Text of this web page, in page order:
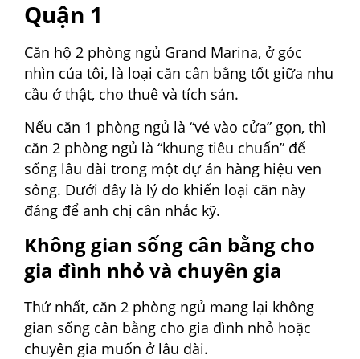
Quận 1
Căn hộ 2 phòng ngủ Grand Marina, ở góc
nhìn của tôi, là loại căn cân bằng tốt giữa nhu
cầu ở thật, cho thuê và tích sản.
Nếu căn 1 phòng ngủ là “vé vào cửa” gọn, thì
căn 2 phòng ngủ là “khung tiêu chuẩn” để
sống lâu dài trong một dự án hàng hiệu ven
sông. Dưới đây là lý do khiến loại căn này
đáng để anh chị cân nhắc kỹ.
Không gian sống cân bằng cho
gia đình nhỏ và chuyên gia
Thứ nhất, căn 2 phòng ngủ mang lại không
gian sống cân bằng cho gia đình nhỏ hoặc
chuyên gia muốn ở lâu dài.